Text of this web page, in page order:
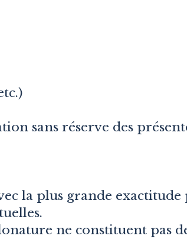
sans réserve des
la plus grande exactitude
ne constituent pas